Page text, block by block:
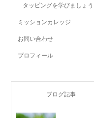
タッピングを学びましょう
ミッションカレッジ
お問い合わせ
プロフィール
ブログ記事